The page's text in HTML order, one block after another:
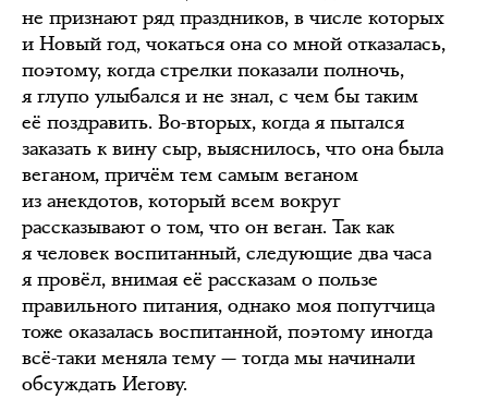
не признают ряд праздников, в числе которых
и Новый год, чокаться она со мной отказалась,
поэтому, когда стрелки показали полночь,
я глупо улыбался и не знал, с чем бы таким
её поздравить. Во-вторых, когда я пытался
заказать к вину сыр, выяснилось, что она была
веганом, причём тем самым веганом
из анекдотов, который всем вокруг
рассказывают о том, что он веган. Так как
я человек воспитанный, следующие два часа
я провёл, внимая её рассказам о пользе
правильного питания, однако моя попутчица
тоже оказалась воспитанной, поэтому иногда
всё-таки меняла тему — тогда мы начинали
обсуждать Иегову.